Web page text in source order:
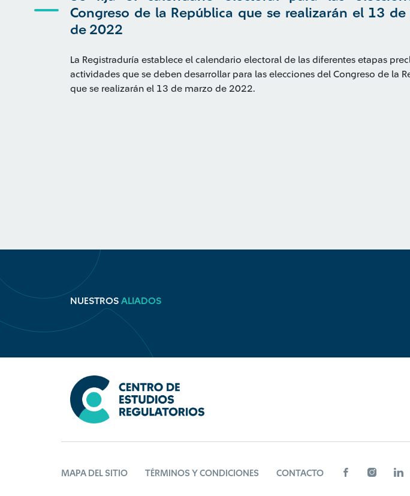
Congreso de la República que se realizarán el 13 de
de 2022
La Registraduría establece el calendario electoral de las diferentes etapas
actividades que se deben desarrollar para las elecciones del Congreso de la
que se realizarán el 13 de marzo de 2022.
NUESTROS ALIADOS
MAPA DEL SITIO TÉRMINOS Y CONDICIONES CONTACTO